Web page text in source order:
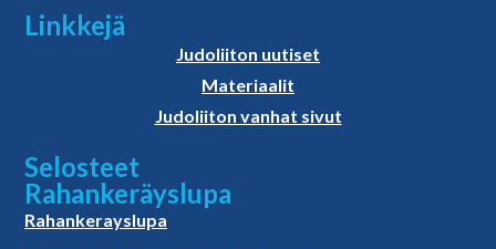
Linkkejä
Judoliiton uutiset
Materiaalit
Judoliiton vanhat sivut
Selosteet
Rahankeräyslupa
Rahankerayslupa